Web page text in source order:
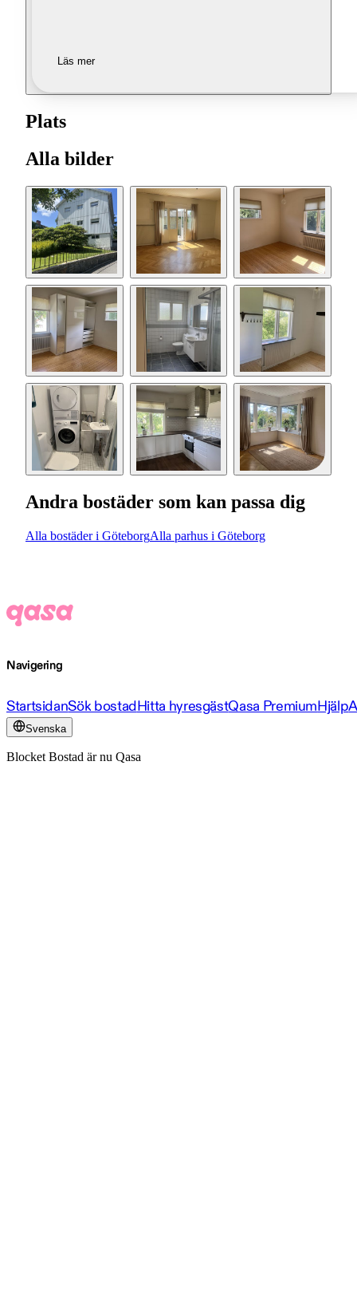
Läs mer
Plats
Alla bilder
Andra bostäder som kan passa dig
Alla bostäder i GöteborgAlla parhus i Göteborg
Navigering
StartsidanSök bostadHitta hyresgästQasa PremiumHjälp
Svenska
Blocket Bostad är nu Qasa